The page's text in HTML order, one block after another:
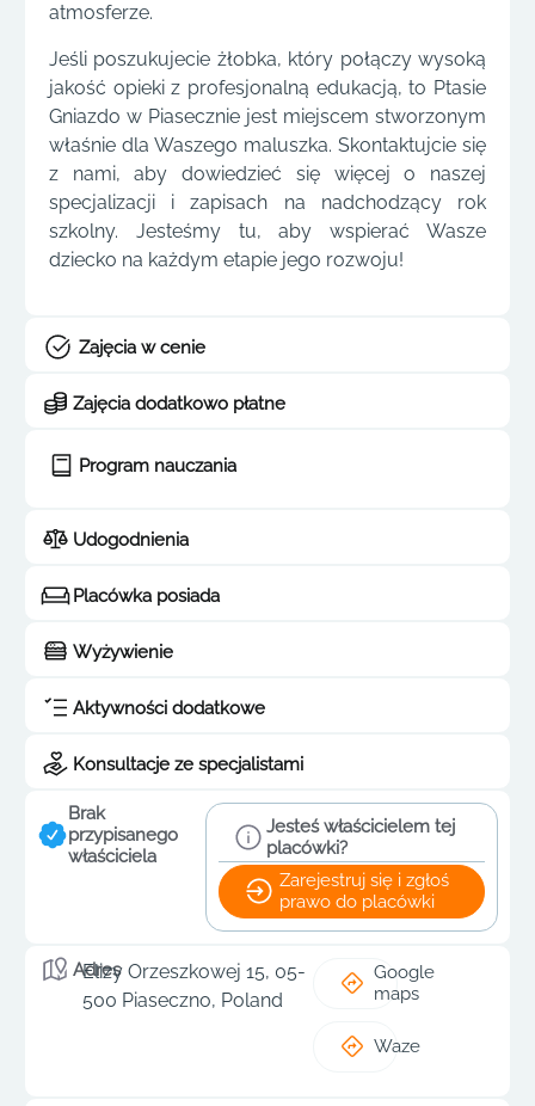
atmosferze.
Jeśli poszukujecie żłobka, który połączy wysoką
jakość opieki z profesjonalną edukacją, to Ptasie
Gniazdo w Piasecznie jest miejscem stworzonym
właśnie dla Waszego maluszka. Skontaktujcie się
z nami, aby dowiedzieć się więcej o naszej
specjalizacji i zapisach na nadchodzący rok
szkolny. Jesteśmy tu, aby wspierać Wasze
dziecko na każdym etapie jego rozwoju!
Zajęcia w cenie
Zajęcia dodatkowo płatne
Program nauczania
Udogodnienia
Placówka posiada
Wyżywienie
Aktywności dodatkowe
Konsultacje ze specjalistami
Brak
przypisanego
właściciela
Jesteś właścicielem tej
placówki?
Zarejestruj się i zgłoś
prawo do placówki
Adres
Elizy Orzeszkowej 15, 05-
500 Piaseczno, Poland
Google
maps
Waze